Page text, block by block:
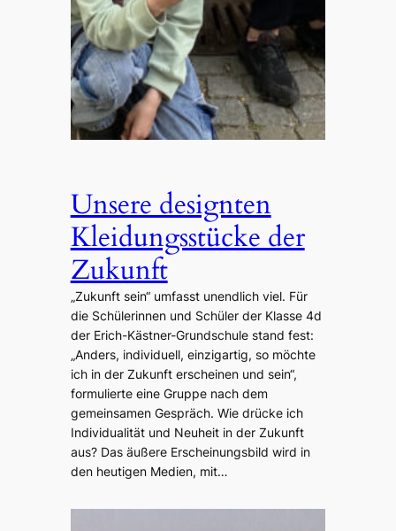
Unsere designten
Kleidungsstücke der
Zukunft
„Zukunft sein“ umfasst unendlich viel. Für
die Schülerinnen und Schüler der Klasse 4d
der Erich-Kästner-Grundschule stand fest:
„Anders, individuell, einzigartig, so möchte
ich in der Zukunft erscheinen und sein“,
formulierte eine Gruppe nach dem
gemeinsamen Gespräch. Wie drücke ich
Individualität und Neuheit in der Zukunft
aus? Das äußere Erscheinungsbild wird in
den heutigen Medien, mit…